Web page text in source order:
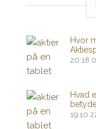
Hvor
20:18
Hvad
19:10